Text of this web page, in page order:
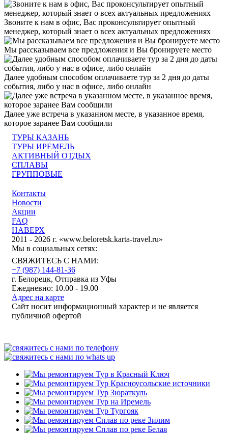
Звоните к нам в офис, Вас проконсультирует опытный
менеджер, который знает о всех актуальных предложениях
Мы рассказываем все предложения и Вы бронируете место
Далее удобным способом оплачиваете тур за 2 дня до даты
события, либо у нас в офисе, либо онлайн
Далее уже встреча в указанном месте, в указанное время,
которое заранее Вам сообщили
Контакты
Новости
Акции
FAQ
НАВЕРХ
2011 - 2026 г. «www.beloretsk.karta-travel.ru»
ТУРЫ КАЗАНЬ
ТУРЫ ИРЕМЕЛЬ
АКТИВНЫЙ ОТДЫХ
СПЛАВЫ
ГРУППОВЫЕ
Мы в социальных сетях:
СВЯЖИТЕСЬ С НАМИ:
+7 (987) 144-81-36
г. Белорецк, Отправка из Уфы
Ежедневно: 10.00 - 19.00
Адрес на карте
Сайт носит информационный характер и не является
публичной офертой